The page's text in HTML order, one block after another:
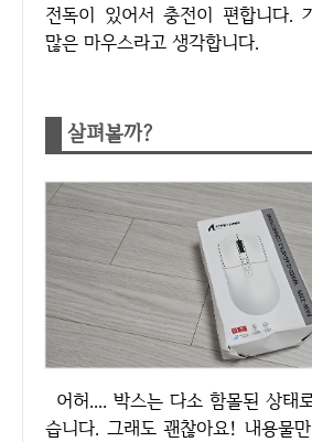
전독이 있어서 충전이 편합니다.
많은 마우스라고 생각합니다.
살펴볼까?
어허.... 박스는 다소 함몰된 상태로 도착했군요. 아쉽
습니다. 그래도 괜찮아요! 내용물